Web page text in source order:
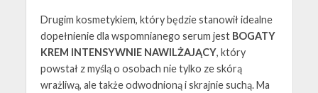
Drugim kosmetykiem, który będzie stanowił idealne
dopełnienie dla wspomnianego serum jest BOGATY
KREM INTENSYWNIE NAWILŻAJĄCY, który
powstał z myślą o osobach nie tylko ze skórą
wrażliwą, ale także odwodnioną i skrajnie suchą. Ma